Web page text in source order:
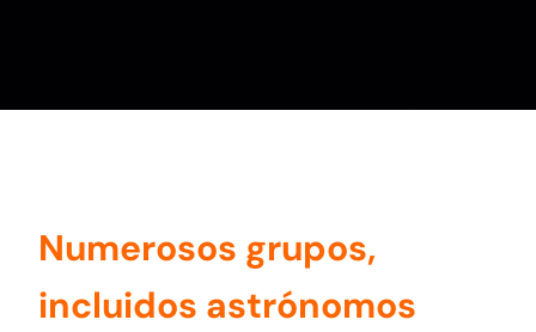
Numerosos grupos,
incluidos astrónomos